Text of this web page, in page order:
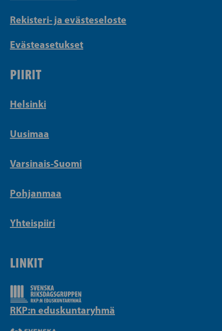
Rekisteri- ja evästeseloste
Evästeasetukset
PIIRIT
Helsinki
Uusimaa
Varsinais-Suomi
Pohjanmaa
Yhteispiiri
LINKIT
RKP:n eduskuntaryhmä